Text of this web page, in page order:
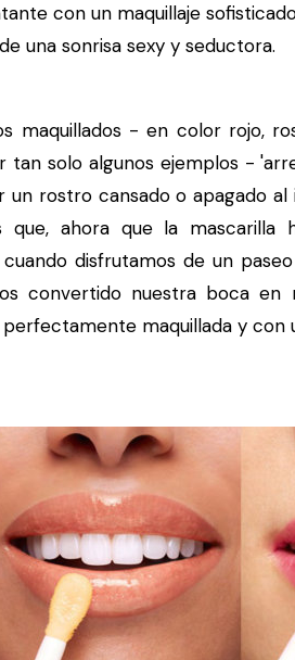
con un maquillaje
una sonrisa sexy y seductora.
maquillados - en color rojo,
solo algunos ejemplos -
rostro cansado o apagado al
que, ahora que la mascarilla
disfrutamos de un
convertido nuestra boca en
maquillada y con